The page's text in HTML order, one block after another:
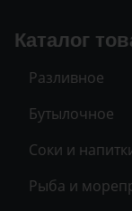
Каталог
Разливное
Бутылочное
Соки и
Рыба и